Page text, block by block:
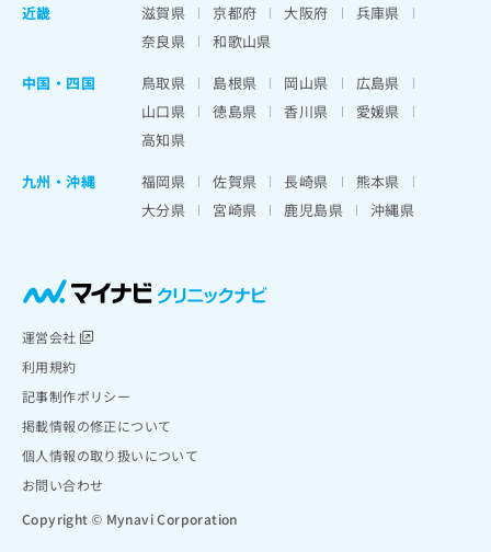
近畿
滋賀県 京都府 大阪府
兵庫県
奈良県
和歌山県
中国・四国
鳥取県 島根県 岡山県
広島県
山口県
徳島県 香川県
愛媛県
高知県
九州・沖縄
福岡県 佐賀県 長崎県
熊本県
大分県
宮崎県 鹿児島県 沖縄県
運営会社
利用規約
記事制作ポリシー
掲載情報の修正について
個人情報の取り扱いについて
お問い合わせ
Copyright © Mynavi Corporation